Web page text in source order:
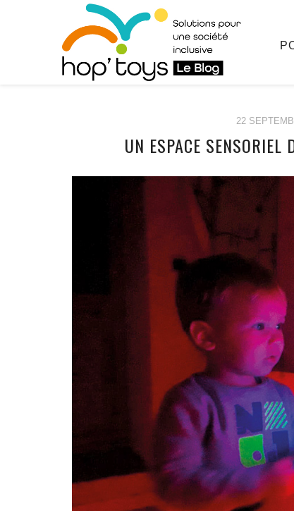
22
UN ESPACE SENSORIEL